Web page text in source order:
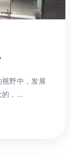
野中，发展
的，...